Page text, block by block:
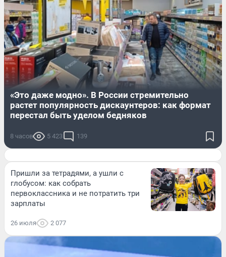
«Это даже модно». В России стремительно
растет популярность дискаунтеров: как формат
перестал быть уделом бедняков
8 часов 5 423 139
Пришли за тетрадями, а ушли с
глобусом: как собрать
первоклассника и не потратить три
зарплаты
26 июля 2 077